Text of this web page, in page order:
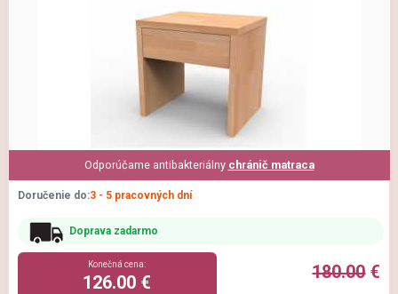
Odporúčame antibakteriálny chránič matraca
Doručenie do:3 - 5 pracovných dní
Doprava zadarmo
180.00€
Konečná cena:
126.00 €